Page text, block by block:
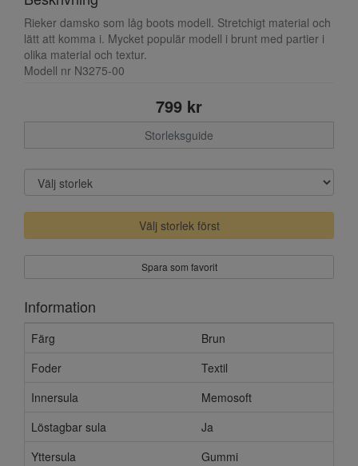
Rieker damsko som låg boots modell. Stretchigt material och
lätt att komma i. Mycket populär modell i brunt med partier i
olika material och textur.
Modell nr N3275-00
799 kr
Storleksguide
Välj storlek först
Spara som favorit
Information
Färg
Brun
Foder
Textil
Innersula
Memosoft
Löstagbar sula
Ja
Yttersula
Gummi